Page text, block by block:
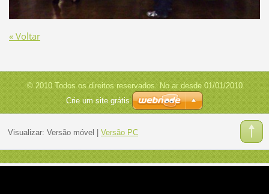
« Voltar
© 2010 Todos os direitos reservados. No ar desde 01/01/2010
Crie um site grátis
Visualizar: Versão móvel Versão PC